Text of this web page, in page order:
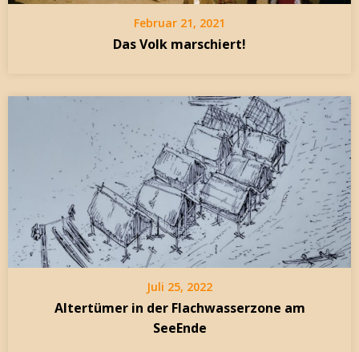
Februar 21, 2021
Das Volk marschiert!
Juli 25, 2022
Altertümer in der Flachwasserzone am
SeeEnde